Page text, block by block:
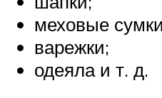
меховые
варежки;
одеяла и т. д.